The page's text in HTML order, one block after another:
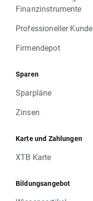
Finanzinstrumente
Professioneller Kunde
Firmendepot
Sparen
Sparpläne
Zinsen
Karte und Zahlungen
XTB Karte
Bildungsangebot